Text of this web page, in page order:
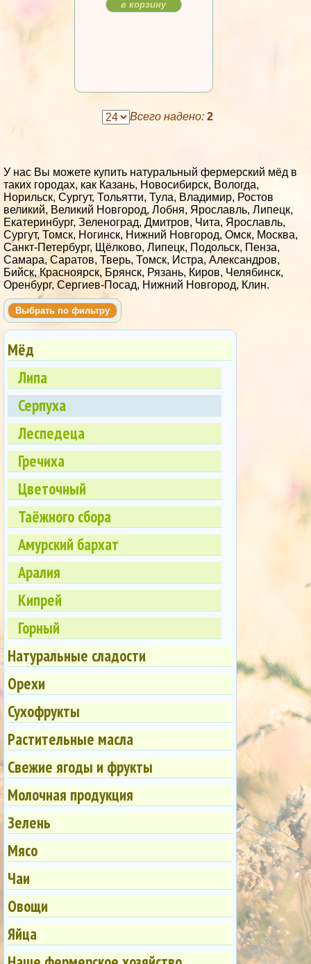
в корзину
Всего надено: 2
У нас Вы можете купить натуральный фермерский мёд в
таких городах, как Казань, Новосибирск, Вологда,
Норильск, Сургут, Тольятти, Тула, Владимир, Ростов
великий, Великий Новгород, Лобня, Ярославль, Липецк,
Екатеринбург, Зеленоград, Дмитров, Чита, Ярославль,
Сургут, Томск, Ногинск, Нижний Новгород, Омск, Москва,
Санкт-Петербург, Щёлково, Липецк, Подольск, Пенза,
Самара, Саратов, Тверь, Томск, Истра, Александров,
Бийск, Красноярск, Брянск, Рязань, Киров, Челябинск,
Оренбург, Сергиев-Посад, Нижний Новгород, Клин.
Выбрать по фильтру
Мёд
Липа
Серпуха
Леспедеца
Гречиха
Цветочный
Таёжного сбора
Амурский бархат
Аралия
Кипрей
Горный
Натуральные сладости
Орехи
Сухофрукты
Растительные масла
Свежие ягоды и фрукты
Молочная продукция
Зелень
Мясо
Чаи
Овощи
Яйца